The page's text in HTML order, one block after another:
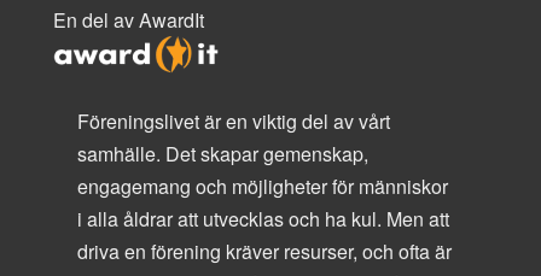
En del av AwardIt
Föreningslivet är en viktig del av vårt
samhälle. Det skapar gemenskap,
engagemang och möjligheter för människor
i alla åldrar att utvecklas och ha kul. Men att
driva en förening kräver resurser, och ofta är